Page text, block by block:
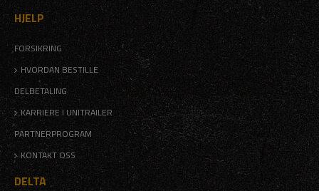
HJELP
FORSIKRING
HVORDAN BESTILLE
DELBETALING
KARRIERE I UNITRAILER
PARTNERPROGRAM
KONTAKT OSS
DELTA